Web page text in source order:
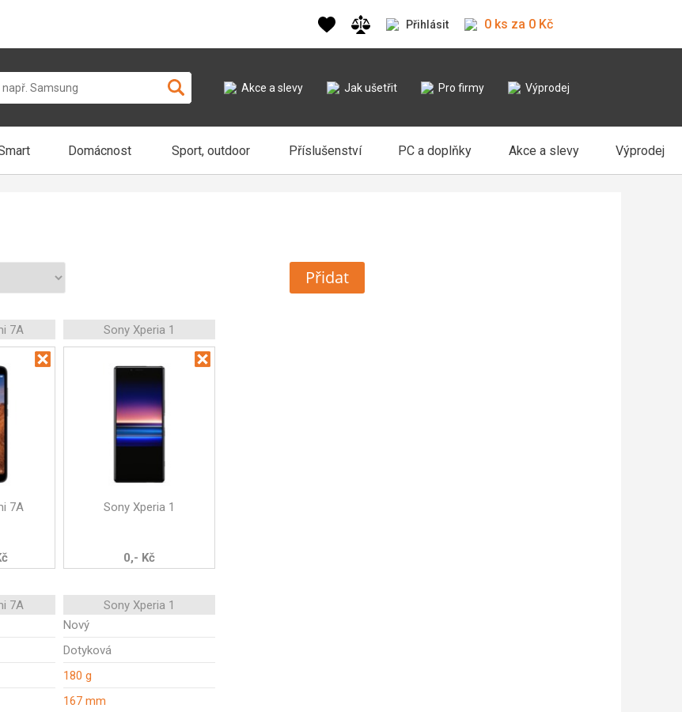
Přihlásit 0 ks za 0 Kč
Akce a slevy Jak ušetřit Pro firmy Výprodej
Domácnost Sport, outdoor Příslušenství PC a doplňky Akce a slevy Výprodej
Přidat
7A Sony Xperia 1
7A Sony Xperia 1
0,- Kč
7A
Sony Xperia 1
Nový
Dotyková
180 g
167 mm